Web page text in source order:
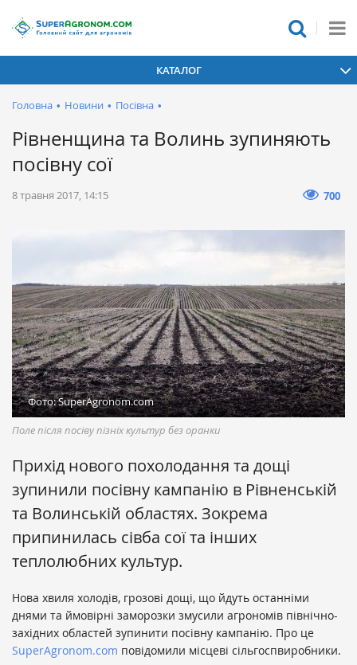
КАТАЛОГ
Головна • Новини • Посівна •
Рівненщина та Волинь зупиняють
посівну сої
8 травня 2017, 14:15 700
Фото: SuperAgronom.com
Поле після посіву пізніх культур без оранки
Прихід нового похолодання та дощі
зупинили посівну кампанію в Рівненській
та Волинській областях. Зокрема
припинилась сівба сої та інших
теплолюбних культур.
Нова хвиля холодів, грозові дощі, що йдуть останніми
днями та ймовірні заморозки змусили агрономів північно-
західних областей зупинити посівну кампанію. Про це
SuperAgronom.com повідомили місцеві сільгоспвиробники.